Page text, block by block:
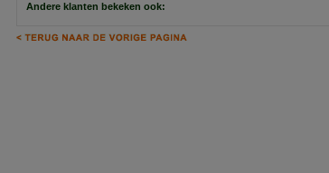
Andere klanten bekeken ook: